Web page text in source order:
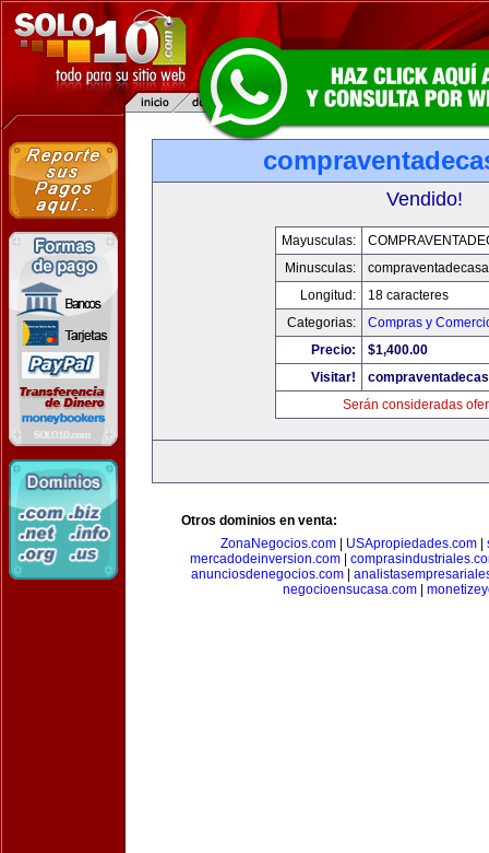
Vendido!
Mayusculas:
Minusculas:
Longitud:
18 caracteres
Categorias:
Compras y
Precio:
$1,400.00
Visitar!
Serán consideradas
Otros dominios en venta:
ZonaNegocios.com| USApropiedades.com|
mercadodeinversion.com
anunciosdenegocios.com|
negocioensucasa.com|